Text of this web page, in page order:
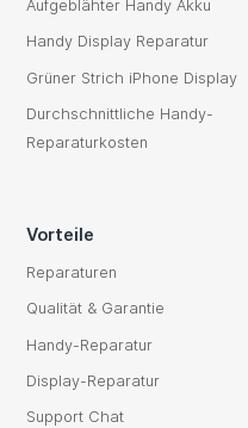
Aufgeblähter Handy Akku
Handy Display Reparatur
Grüner Strich iPhone Display
Durchschnittliche Handy-
Reparaturkosten
Vorteile
Reparaturen
Qualität & Garantie
Handy-Reparatur
Display-Reparatur
Support Chat